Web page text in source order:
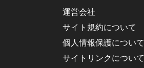
運営会社
サイト規約について
個人情報保護について
サイトリンクについて